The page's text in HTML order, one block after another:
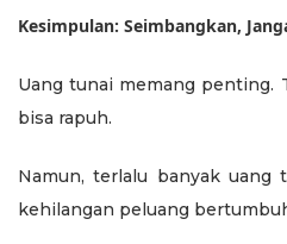
Kesimpulan: Seimbangkan,
Uang tunai memang penting.
bisa rapuh.
Namun, terlalu banyak uang
kehilangan peluang